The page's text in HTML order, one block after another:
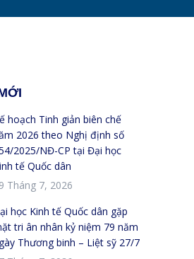
hoạch Tinh giản biên chế
2026 theo Nghị định số
2025/NĐ-CP tại Đại học
tế Quốc dân
Tháng 7, 2026
học Kinh tế Quốc dân gặp
tri ân nhân kỷ niệm 79 năm
Thương binh – Liệt sỹ 27/7